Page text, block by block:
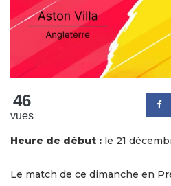
46
vues
Heure de début : le 21
Le match de ce dimanche en